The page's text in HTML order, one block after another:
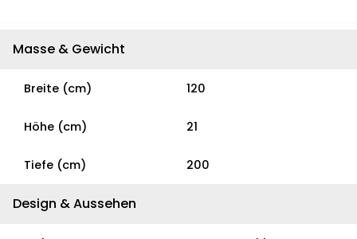
Masse & Gewicht
Breite (cm) 120
Höhe (cm) 21
Tiefe (cm) 200
Design & Aussehen